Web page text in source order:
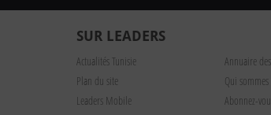
SUR LEADERS
Actualités Tunisie Annuaire
Plan du site
Qui
Leaders Mobile
Abonnez-